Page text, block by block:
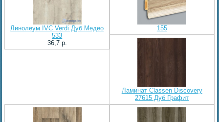
Линолеум IVC Verdi Дуб Медео
533
36,7 p.
155
Ламинат Classen Discovery
27615 Дуб Графит